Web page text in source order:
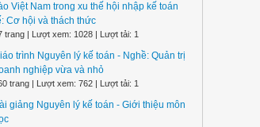
Việt Nam trong xu thế hội nhập kế toán
Cơ hội và thách thức
trang | Lượt xem: 1028 | Lượt tải: 1
trình Nguyên lý kế toán - Nghề: Quản trị
nghiệp vừa và nhỏ
trang | Lượt xem: 762 | Lượt tải: 1
giảng Nguyên lý kế toán - Giới thiệu môn